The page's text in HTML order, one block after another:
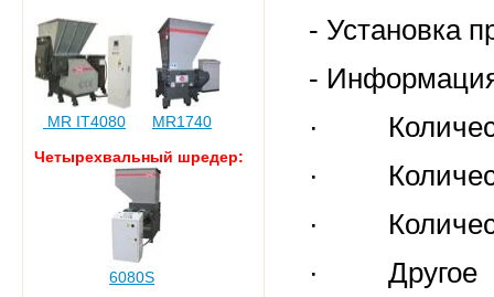
MR IT4080
MR1740
Четырехвальный шредер:
6080S
- Установка
-
·
·
·
· Другое